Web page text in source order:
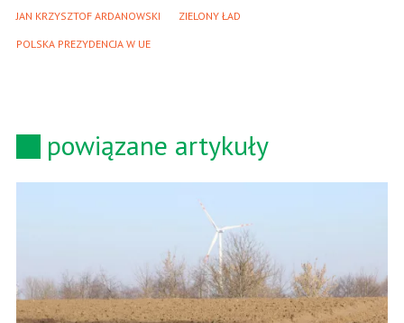
JAN KRZYSZTOF ARDANOWSKI ZIELONY ŁAD
POLSKA PREZYDENCJA W UE
powiązane artykuły